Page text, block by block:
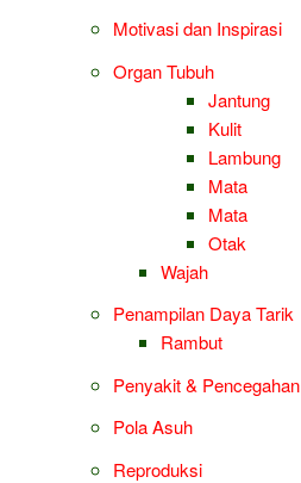
Motivasi dan Inspirasi
Organ Tubuh
Jantung
Kulit
Lambung
Mata
Mata
Otak
Wajah
Penampilan Daya Tarik
Rambut
Penyakit & Pencegahan
Pola Asuh
Reproduksi